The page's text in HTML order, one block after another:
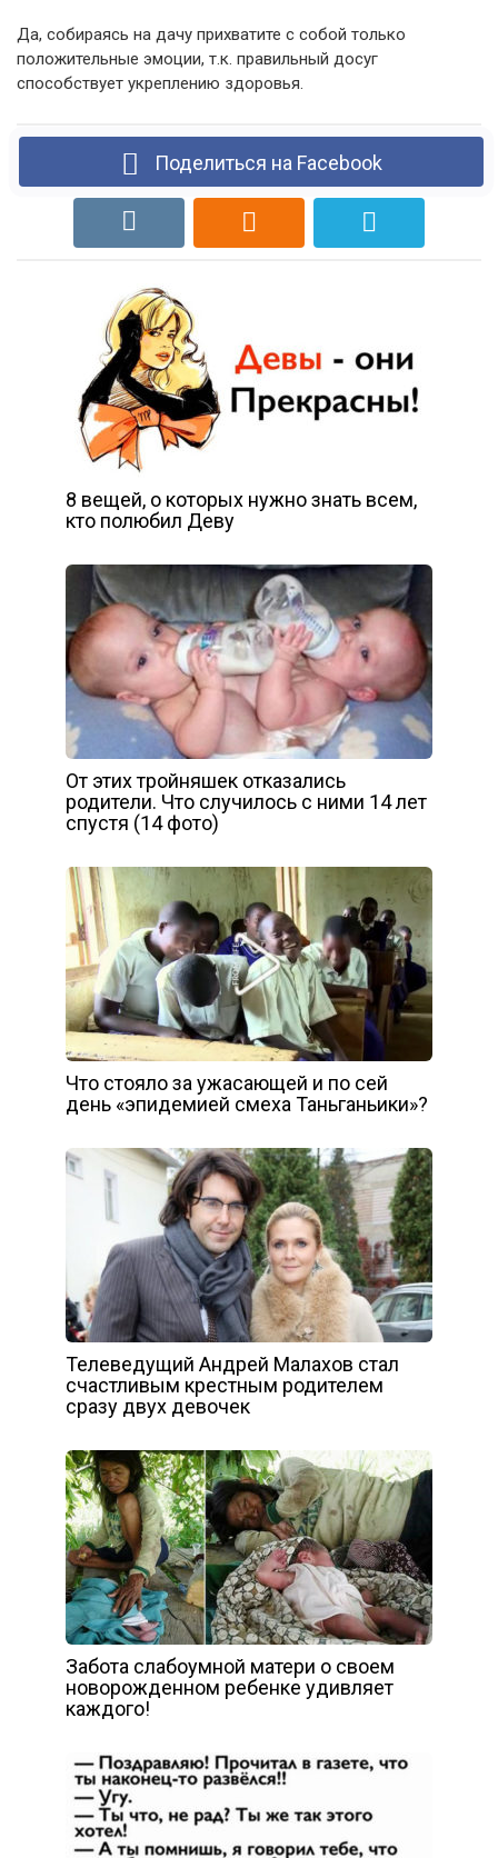
Да, собираясь на дачу прихватите с собой только
положительные эмоции, т.к. правильный досуг
способствует укреплению здоровья.
Поделиться на Facebook
8 вещей, о которых нужно знать всем,
кто полюбил Деву
От этих тройняшек отказались
родители. Что случилось с ними 14 лет
спустя (14 фото)
Что стояло за ужасающей и по сей
день «эпидемией смеха Таньганьики»?
Телеведущий Андрей Малахов стал
счастливым крестным родителем
сразу двух девочек
Забота слабоумной матери о своем
новорожденном ребенке удивляет
каждого!